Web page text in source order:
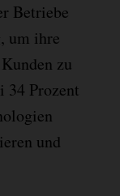
Betriebe
um ihre
zu
34 Prozent
und